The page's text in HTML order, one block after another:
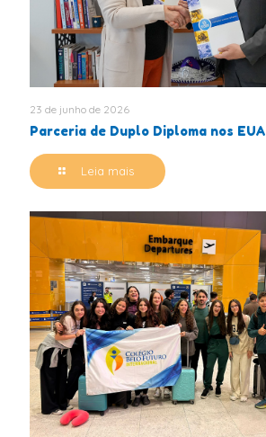
23 de junho de 2026
Parceria de Duplo Diploma nos EUA
Leia mais